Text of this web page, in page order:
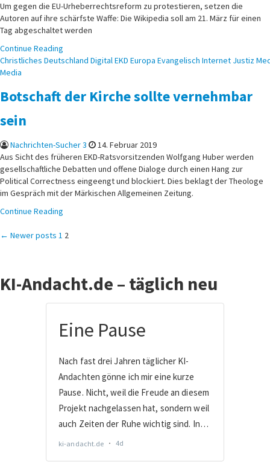
Um gegen die EU-Urheberrechtsreform zu protestieren, setzen die
Autoren auf ihre schärfste Waffe: Die Wikipedia soll am 21. März für einen
Tag abgeschaltet werden
Continue Reading
Posted
in
Christliches Deutschland DigitalEKD Europa Evangelisch Internet Justiz
Media
Botschaft der Kirche sollte vernehmbar
sein
Nachrichten-Sucher 3
14. Februar 2019
Aus Sicht des früheren EKD-Ratsvorsitzenden Wolfgang Huber werden
gesellschaftliche Debatten und offene Dialoge durch einen Hang zur
Political Correctness eingeengt und blockiert. Dies beklagt der Theologe
im Gespräch mit der Märkischen Allgemeinen Zeitung.
Continue Reading
Seitennummerierung
Beiträge
← Newer posts 1 2
KI-Andacht.de – täglich neu